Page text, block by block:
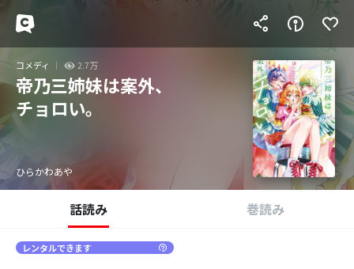
コメディ 2.7万
帝乃三姉妹は案外、
チョロい。
ひらかわあや
話読み 巻読み
レンタルできます